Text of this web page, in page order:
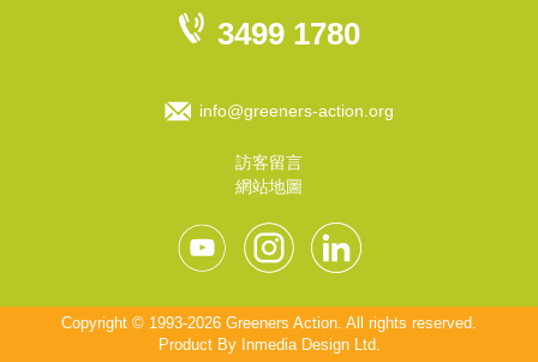
3499 1780
info@greeners-action.org
訪客留言
網站地圖
Copyright © 1993-2026 Greeners Action. All rights reserved.
Product By Inmedia Design Ltd.